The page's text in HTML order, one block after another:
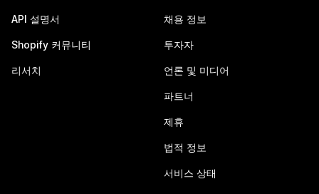
API 설명서
Shopify 커뮤니티
리서치
채용 정보
투자자
언론 및 미디어
파트너
제휴
법적 정보
서비스 상태